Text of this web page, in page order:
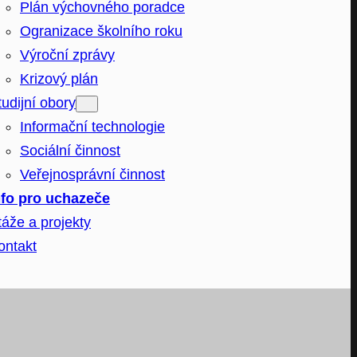
Plán výchovného poradce
Ogranizace školního roku
Výroční zprávy
Krizový plán
obory
Informační technologie
Sociální činnost
Veřejnosprávní činnost
pro uchazeče
a projekty